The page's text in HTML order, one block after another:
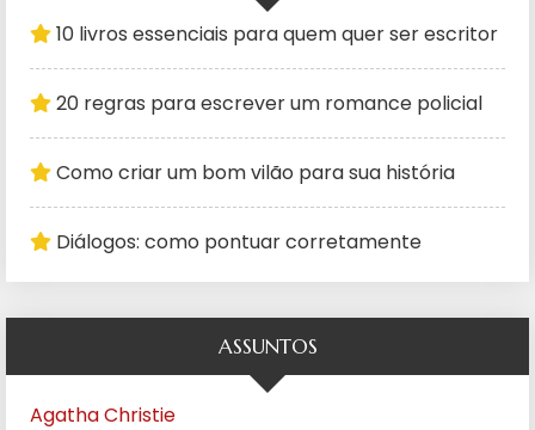
10 livros essenciais para quem quer ser escritor
20 regras para escrever um romance policial
Como criar um bom vilão para sua história
Diálogos: como pontuar corretamente
ASSUNTOS
Agatha Christie